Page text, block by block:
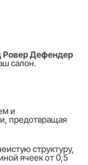
Ровер Дефендер
салон.
и
предотвращая
структуру,
ячеек от 0,5